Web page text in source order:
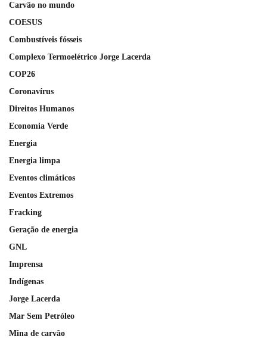
Carvão no mundo
COESUS
Combustíveis fósseis
Complexo Termoelétrico Jorge Lacerda
COP26
Coronavírus
Direitos Humanos
Economia Verde
Energia
Energia limpa
Eventos climáticos
Eventos Extremos
Fracking
Geração de energia
GNL
Imprensa
Indígenas
Jorge Lacerda
Mar Sem Petróleo
Mina de carvão